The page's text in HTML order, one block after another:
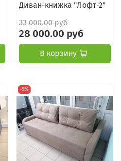
Диван-книжка "Лофт-2"
33 000.00 руб
28 000.00 руб
В корзину
-5%